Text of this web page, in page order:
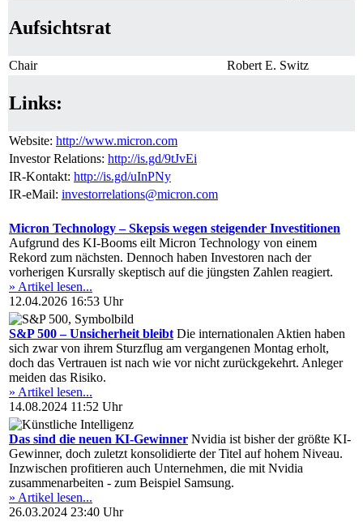
Aufsichtsrat
Chair Robert E. Switz
Links:
Website: http://www.micron.com
Investor Relations: http://is.gd/9tJvEi
IR-Kontakt: http://is.gd/uInPNy
IR-eMail: investorrelations@micron.com
Micron Technology – Skepsis wegen steigender Investitionen
Aufgrund des KI-Booms eilt Micron Technology von einem
Rekord zum nächsten. Dennoch haben Investoren nach der
vorherigen Kursrally skeptisch auf die jüngsten Zahlen reagiert.
» Artikel lesen...
12.04.2026 16:53 Uhr
S&P 500 – Unsicherheit bleibt Die internationalen Aktien haben
sich zwar von ihrem Sturzflug am vergangenen Montag erholt,
doch das Vertrauen ist nach wie vor nicht zurückgekehrt. Anleger
meiden das Risiko.
» Artikel lesen...
14.08.2024 11:52 Uhr
Das sind die neuen KI-Gewinner Nvidia ist bisher der größte KI-
Gewinner, doch zuletzt konsolidierte der Titel auf hohem Niveau.
Inzwischen profitieren auch Unternehmen, die mit Nvidia
zusammenarbeiten - zum Beispiel Samsung.
» Artikel lesen...
26.03.2024 23:40 Uhr